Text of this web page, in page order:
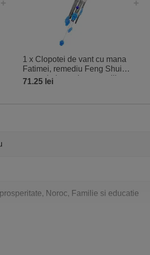
1 x Clopotei de vant cu mana
Fatimei, remediu Feng Shui,
protectie impotriva energiilor
71.25 lei
Noroc, Familie si educatie